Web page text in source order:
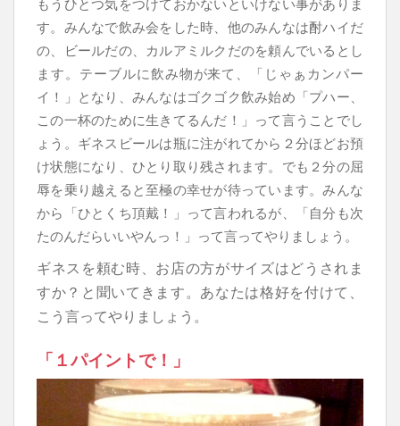
す。みんなで飲み会をした時、他のみんなは酎ハイだ
の、ビールだの、カルアミルクだのを頼んでいるとし
ます。テーブルに飲み物が来て、「じゃぁカンパー
イ！」となり、みんなはゴクゴク飲み始め「プハー、
この一杯のために生きてるんだ！」って言うことでし
ょう。ギネスビールは瓶に注がれてから２分ほどお預
け状態になり、ひとり取り残されます。でも２分の屈
辱を乗り越えると至極の幸せが待っています。みんな
から「ひとくち頂戴！」って言われるが、「自分も次
たのんだらいいやんっ！」って言ってやりましょう。
ギネスを頼む時、お店の方がサイズはどうされま
すか？と聞いてきます。あなたは格好を付けて、
こう言ってやりましょう。
「１パイントで！」